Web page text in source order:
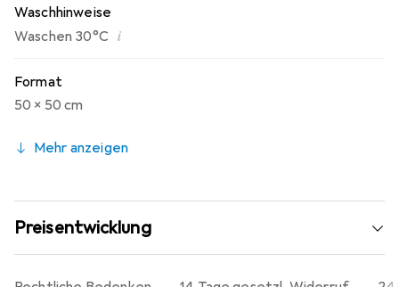
Waschhinweise
Waschen 30°C i
Format
50 x 50 cm
Mehr anzeigen
Preisentwicklung